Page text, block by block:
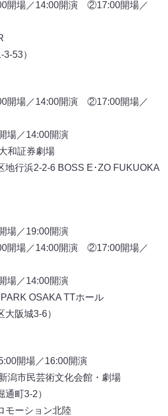
開場／14:00開演 ②17:00開場／
53）
開場／14:00開演 ②17:00開場／
場／14:00開演
和証券劇場
地行浜2-2-6 BOSS E･ZO FUKUOKA
場／19:00開演
開場／14:00開演 ②17:00開場／
場／14:00開演
OSAKA TTホール
大阪城3-6）
開場／16:00開演
潟市民芸術文化会館・劇場
通町3-2）
モーション北陸